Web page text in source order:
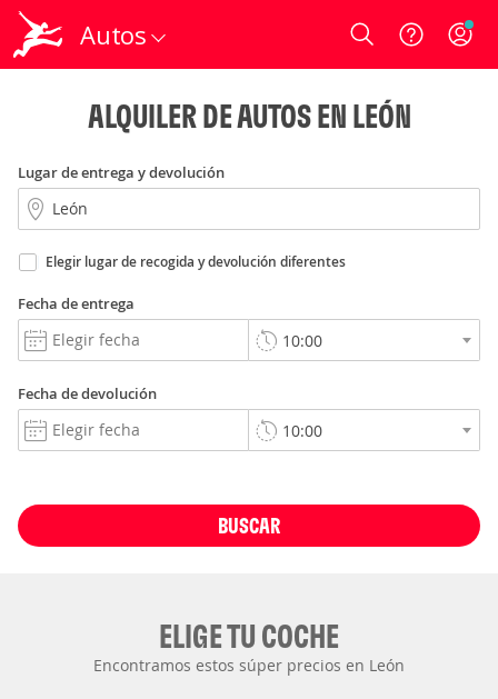
Autos Login
ALQUILER DE AUTOS EN LEÓN
Lugar de entrega y devolución
Elegir lugar de recogida y devolución diferentes
Fecha de entrega
Fecha de devolución
BUSCAR
ELIGE TU COCHE
Encontramos estos súper precios en León